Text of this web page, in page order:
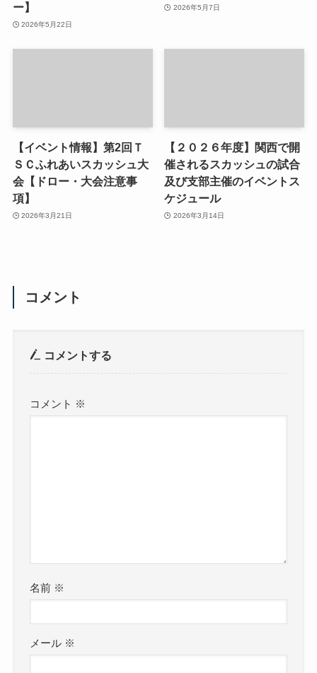
ー】
2026年5月22日
2026年5月7日
【イベント情報】第2回Ｔ
ＳＣふれあいスカッシュ大
会【ドロー・大会注意事
項】
2026年3月21日
【２０２６年度】関西で開
催されるスカッシュの試合
及び支部主催のイベントス
ケジュール
2026年3月14日
コメント
コメントする
コメント ※
名前 ※
メール ※